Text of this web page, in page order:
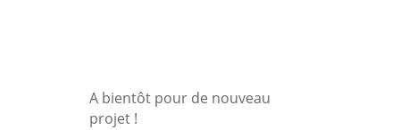
A bientôt pour de nouveau
projet !